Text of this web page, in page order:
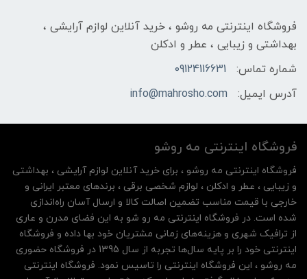
فروشگاه اینترنتی مه‌ رو‌شو ، خرید آنلاین لوازم آرایشی ،
بهداشتی و زیبایی ، عطر و ادکلن
شماره تماس:
09124116631
آدرس ایمیل:
info@mahrosho.com
فروشگاه اینترنتی مه‌ رو‌شو
فروشگاه اینترنتی مه‌ رو‌شو ، برای خرید آنلاین لوازم آرایشی ، بهداشتی
و زیبایی ، عطر و ادکلن ، لوازم شخصی برقی ، برندهای معتبر ایرانی و
خارجی با قیمت مناسب تضمین اصالت کالا و ارسال آسان راه‌اندازی
شده است. در فروشگاه اینترنتی مه رو شو به این فضای مدرن و عاری
از ترافیک شهری و هزینه‌های زمانی مشتریان خود بها داده و فروشگاه
اینترنتی خود را بر پایه سال‌ها تجربه از سال 1395 در فروشگاه حضوری
مه روشو ، این فروشگاه اینترنتی را تاسیس نمود. فروشگاه اینترنتی